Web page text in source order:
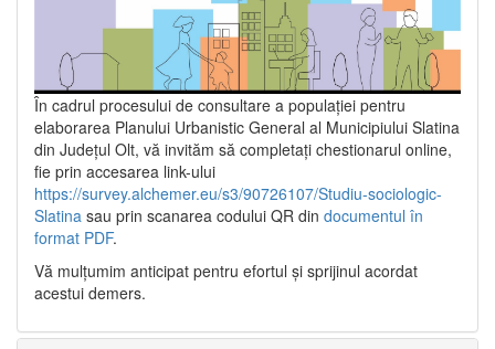
În cadrul procesului de consultare a populaţiei pentru
elaborarea Planului Urbanistic General al Municipiului Slatina
din Județul Olt, vă invităm să completați chestionarul online,
fie prin accesarea link-ului
https://survey.alchemer.eu/s3/90726107/Studiu-sociologic-
Slatina sau prin scanarea codului QR din documentul în
format PDF.
Vă mulţumim anticipat pentru efortul şi sprijinul acordat
acestui demers.